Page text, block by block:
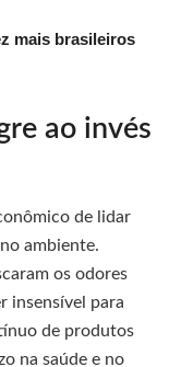
mais brasileiros
ao invés
de lidar
ambiente.
os odores
insensível para
de produtos
na saúde e no